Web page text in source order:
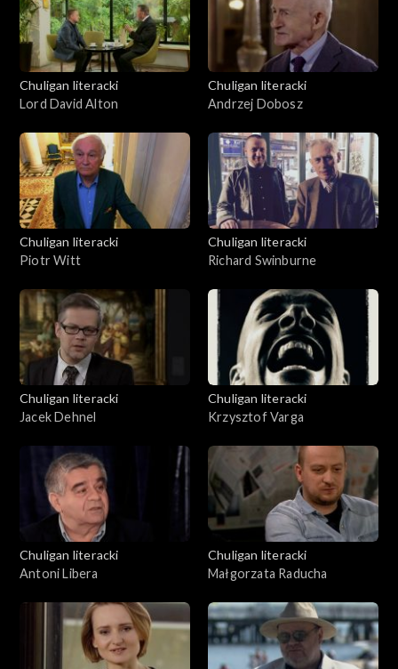
Chuligan literacki
Lord David Alton
Chuligan literacki
Andrzej Dobosz
Chuligan literacki
Piotr Witt
Chuligan literacki
Richard Swinburne
Chuligan literacki
Jacek Dehnel
Chuligan literacki
Krzysztof Varga
Chuligan literacki
Antoni Libera
Chuligan literacki
Małgorzata Raducha